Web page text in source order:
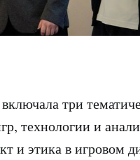
три
технологии и
и этика в игровом